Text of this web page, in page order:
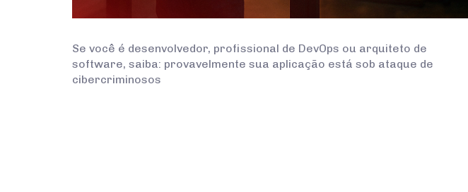
Se você é desenvolvedor, profissional de DevOps ou arquiteto de
software, saiba: provavelmente sua aplicação está sob ataque de
cibercriminosos